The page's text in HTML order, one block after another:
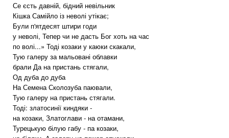
Се єсть давній, бідний невільник
Кішка Самійло із неволі утікає;
Були п'ятдесят штири годи
у неволі, Тепер чи не дасть Бог хоть на час
по волі...» Тоді козаки у каюки скакали,
Тую галеру за мальовані облавки
брали Да на пристань стягали,
Од дуба до дуба
На Семена Сколозуба паювали,
Тую галеру на пристань стягали.
Тоді: златосинії киндяки -
на козаки, Златоглави - на отамани,
Турецькую білую габу - па козаки,